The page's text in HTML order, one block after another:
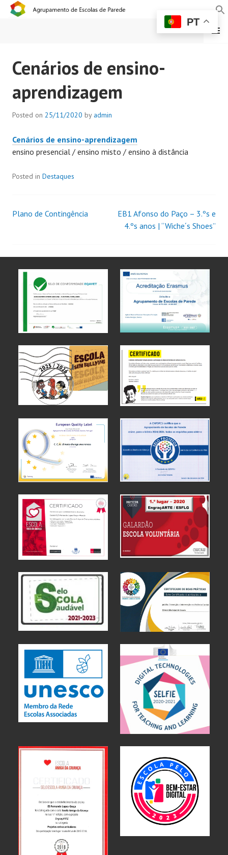
AGRUPAMENTO DE
ESCOLAS DE PAREDE
MENU
Cenários de ensino-
aprendizagem
Posted on 25/11/2020 by admin
Cenários de ensino-aprendizagem
ensino presencial / ensino misto / ensino à distância
Posted in Destaques
Plano de Contingência
EB1 Afonso do Paço – 3.ºs e
4.ºs anos | “Wiche´s Shoes”
PT